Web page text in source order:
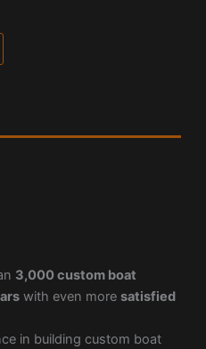
3,000 custom boat
with even more satisfied
in building custom boat